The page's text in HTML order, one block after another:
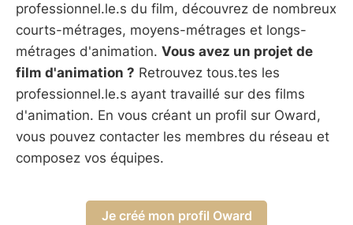
professionnel.le.s du film, découvrez de nombreux
courts-métrages, moyens-métrages et longs-
métrages d'animation. Vous avez un projet de
film d'animation ? Retrouvez tous.tes les
professionnel.le.s ayant travaillé sur des films
d'animation. En vous créant un profil sur Oward,
vous pouvez contacter les membres du réseau et
composez vos équipes.
Je créé mon profil Oward